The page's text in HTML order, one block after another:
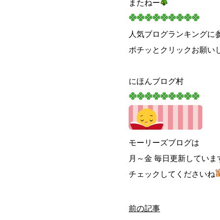
またねー
人気ブログランキングに
ポチッとクリックお願い
にほんブログ村
モーリーズブログは
月～金 毎日更新していま
チェックしてくださいね
前の記事